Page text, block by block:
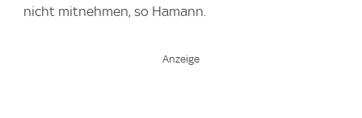
nicht mitnehmen, so Hamann.